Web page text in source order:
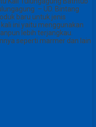
– UD. Bintang
baru untuk jenis
ini yaitu menggunakan
lebih terjangkau.
seperti marmer dan lain